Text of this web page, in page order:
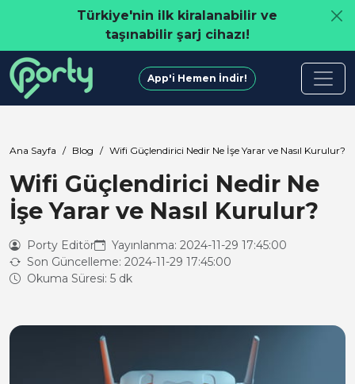
Türkiye'nin ilk kiralanabilir ve
taşınabilir şarj cihazı!
App'i Hemen İndir!
Ana Sayfa Blog Wifi Güçlendirici Nedir Ne İşe Yarar ve Nasıl Kurulur?
Wifi Güçlendirici Nedir Ne
İşe Yarar ve Nasıl Kurulur?
Porty Editör
Yayınlanma: 2024-11-29 17:45:00
Son Güncelleme: 2024-11-29 17:45:00
Okuma Süresi: 5 dk